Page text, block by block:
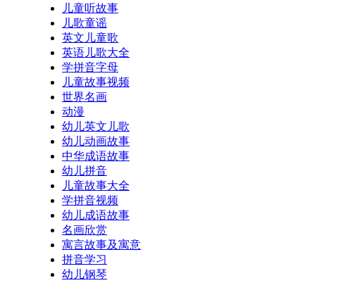
儿童听故事
儿歌童谣
英文儿童歌
英语儿歌大全
学拼音字母
儿童故事视频
世界名画
动漫
幼儿英文儿歌
幼儿动画故事
中华成语故事
幼儿拼音
儿童故事大全
学拼音视频
幼儿成语故事
名画欣赏
寓言故事及寓意
拼音学习
幼儿钢琴